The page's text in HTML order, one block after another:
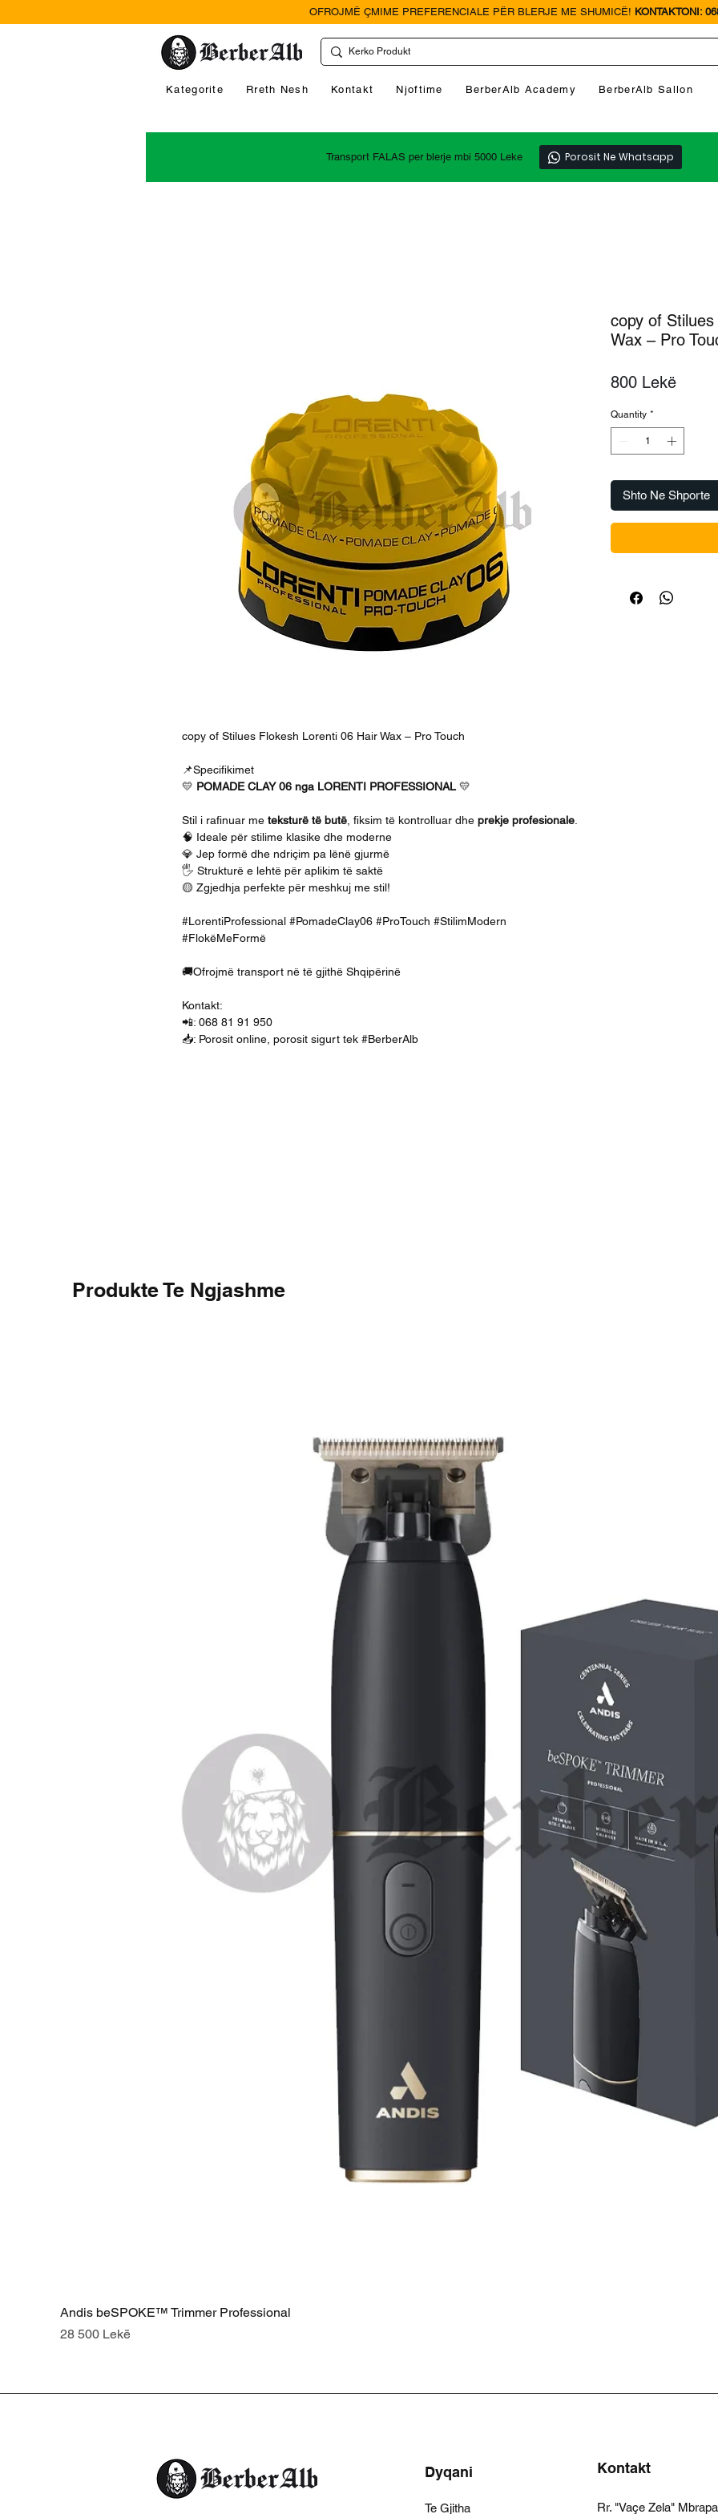
OFROJMË ÇMIME PREFERENCIALE PËR BLERJE ME SHUMICË! KONTAKTONI:
Kategorite Rreth Nesh Kontakt Njoftime BerberAlb Academy BerberAlb Sallon
Transport FALAS per blerje mbi 5000 Leke Porosit Ne Whatsapp
copy of Stilues Flokesh Lorenti 06 Hair Wax – Pro Touch
📌Specifikimet
💛 POMADE CLAY 06 nga LORENTI PROFESSIONAL 💛
Stil i rafinuar me teksturë të butë, fiksim të kontrolluar dhe prekje profesionale.
🧠 Ideale për stilime klasike dhe moderne
💎 Jep formë dhe ndriçim pa lënë gjurmë
🖐️ Strukturë e lehtë për aplikim të saktë
🟡 Zgjedhja perfekte për meshkuj me stil!
#LorentiProfessional #PomadeClay06 #ProTouch #StilimModern
#FlokëMeFormë
🚚Ofrojmë transport në të gjithë Shqipërinë
Kontakt:
📲: 068 81 91 950
📥: Porosit online, porosit sigurt tek #BerberAlb
copy of
Wax – Pro
800 LekëPrice
Quantity *
Shto Ne Shporte
Produkte Te Ngjashme
Andis beSPOKE™ Trimmer Professional
Price
28 500 Lekë
Dyqani
Te Gjitha
Kontakt
Rr. "Vaçe Zela"